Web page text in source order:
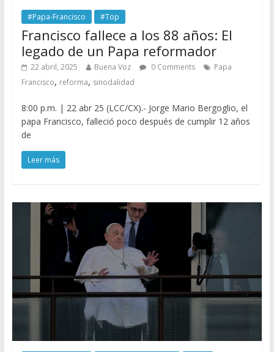
#Papa-Francisco #Top
Francisco fallece a los 88 años: El
legado de un Papa reformador
22 abril, 2025 Buena Voz 0 Comments
Papa
Francisco, reforma, sinodalidad
8:00 p.m. | 22 abr 25 (LCC/CX).- Jorge Mario Bergoglio, el
papa Francisco, falleció poco después de cumplir 12 años
de
Leer más